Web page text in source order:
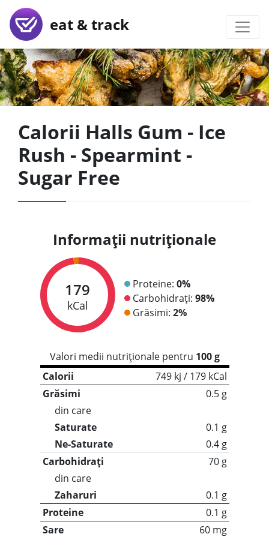
eat & track
Calorii Halls Gum - Ice
Rush - Spearmint -
Sugar Free
Informații nutriționale
179
kCal
Proteine: 0%
Carbohidrați: 98%
Grăsimi: 2%
Valori medii nutriționale pentru 100 g
Calorii
749 kj / 179 kCal
Grăsimi
0.5 g
din care
Saturate
0.1 g
Ne-Saturate
0.4 g
Carbohidrați
70 g
din care
Zaharuri
0.1 g
Proteine
0.1 g
Sare
60 mg